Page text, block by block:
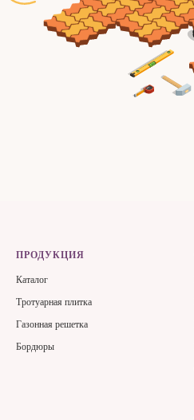
ПРОДУКЦИЯ
Каталог
Тротуарная плитка
Газонная решетка
Бордюры